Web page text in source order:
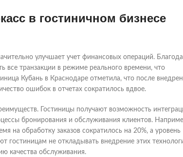
в гостиничном бизнесе
улучшает учет финансовых операций.
все транзакции в режиме реального времени, что
Кубань в Краснодаре отметила, что после
ошибок в отчетах сократилось вдвое.
Гостиницы получают возможность
бронирования и обслуживания клиентов.
на обработку заказов сократилось на 20%, а уровень
гостиницам не откладывать внедрение этих
качества обслуживания.